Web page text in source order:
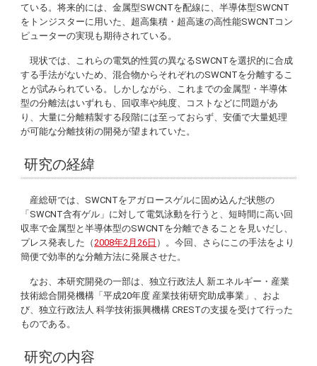
ている。将来的には、金属型SWCNTを配線に、半導体型SWCNT
をトンジスターに用いた、超高集積・超高速の高性能SWCNTコン
ピューターの実現も期待されている。
現状では、これらの電気的性質の異なるSWCNTを選択的に合成
する手法がないため、混合物からそれぞれのSWCNTを分離するこ
とが試みられている。しかしながら、これまでの金属型・半導体
型の分離法はいずれも、回収率や純度、コストなどに問題があ
り、大量に分離精製する段階には至っておらず、安価で大量処理
が可能な分離技術の開発が望まれていた。
研究の経緯
産総研では、SWCNTをアガロースゲルに固め込んだ状態の
「SWCNT含有ゲル」に対して電気泳動を行うと、短時間に高い回
収率で金属型と半導体型のSWCNTを分離できることを見いだし、
プレス発表した（ 2008年2月26日 ）。今回、さらにこの手法をより
簡便で効率的な分離方法に発展させた。
なお、本研究開発の一部は、独立行政法人 新エネルギー・産業
技術総合開発機構「平成20年度 産業技術研究助成事業」、およ
び、独立行政法人 科学技術振興機構 CRESTの支援を受けて行った
ものである。
研究の内容